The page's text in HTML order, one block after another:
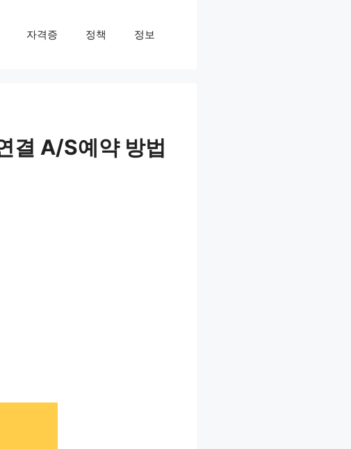
자격증 정책 정보
결 A/S예약 방법